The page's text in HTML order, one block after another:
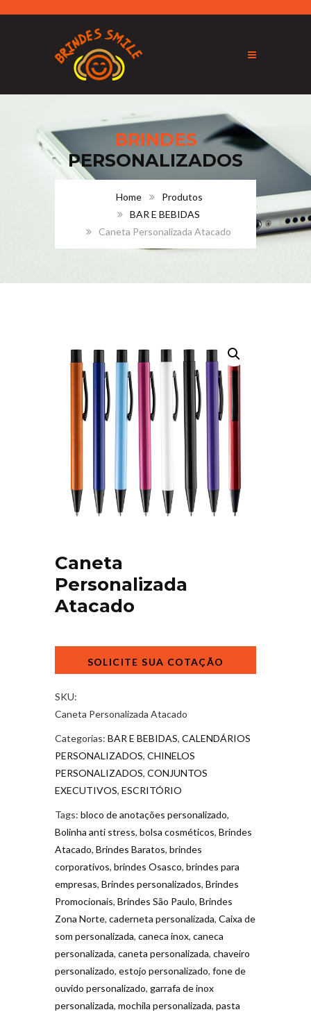
BRINDES
PERSONALIZADOS
Home
Produtos
BAR E BEBIDAS
Caneta Personalizada Atacado
Caneta
Personalizada
Atacado
Atacado
SKU:
Caneta Personalizada Atacado
Categorias: BAR E BEBIDAS, CALENDÁRIOS
PERSONALIZADOS, CHINELOS
PERSONALIZADOS, CONJUNTOS
EXECUTIVOS, ESCRITÓRIO
Tags: bloco de anotações personalizado,
Bolinha anti stress, bolsa cosméticos, Brindes
Atacado, Brindes Baratos, brindes
corporativos, brindes Osasco, brindes para
empresas, Brindes personalizados, Brindes
Promocionais, Brindes São Paulo, Brindes
Zona Norte, caderneta personalizada, Caixa de
som personalizada, caneca inox, caneca
personalizada, caneta personalizada, chaveiro
personalizado, estojo personalizado, fone de
ouvido personalizado, garrafa de inox
personalizada, mochila personalizada, pasta